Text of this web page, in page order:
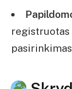
registruotas